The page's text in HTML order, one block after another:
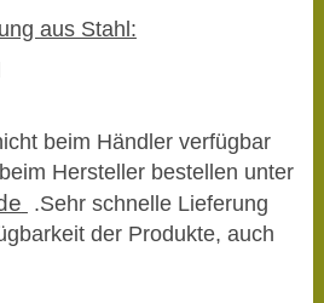
aus Stahl:
beim Händler verfügbar
Hersteller bestellen unter
.Sehr schnelle Lieferung
der Produkte, auch